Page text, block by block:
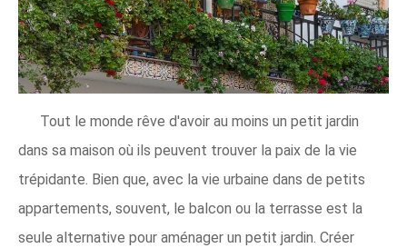
Tout le monde rêve d'avoir au moins un petit jardin
dans sa maison où ils peuvent trouver la paix de la vie
trépidante. Bien que, avec la vie urbaine dans de petits
appartements, souvent, le balcon ou la terrasse est la
seule alternative pour aménager un petit jardin. Créer